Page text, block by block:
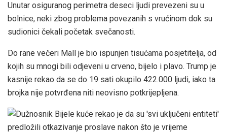
Unutar osiguranog perimetra deseci ljudi prevezeni su u
bolnice, neki zbog problema povezanih s vrućinom dok su
sudionici čekali početak svečanosti.
Do rane večeri Mall je bio ispunjen tisućama posjetitelja, od
kojih su mnogi bili odjeveni u crveno, bijelo i plavo. Trump je
kasnije rekao da se do 19 sati okupilo 422.000 ljudi, iako ta
brojka nije potvrđena niti neovisno potkrijepljena.